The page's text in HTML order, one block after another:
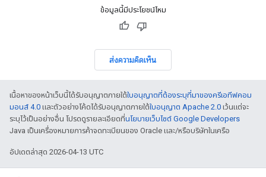
ข้อมูลนี้มีประโยชน์ไหม
ส่งความคิดเห็น
เนื้อหาของหน้าเว็บนี้ได้รับอนุญาตภายใต้ใบอนุญาตที่ต้องระบุที่มาของครีเอทีฟคอม
มอนส์ 4.0 และตัวอย่างโค้ดได้รับอนุญาตภายใต้ใบอนุญาต Apache 2.0 เว้นแต่จะ
ระบุไว้เป็นอย่างอื่น โปรดดูรายละเอียดที่นโยบายเว็บไซต์ Google Developers
Java เป็นเครื่องหมายการค้าจดทะเบียนของ Oracle และ/หรือบริษัทในเครือ
อัปเดตล่าสุด 2026-04-13 UTC